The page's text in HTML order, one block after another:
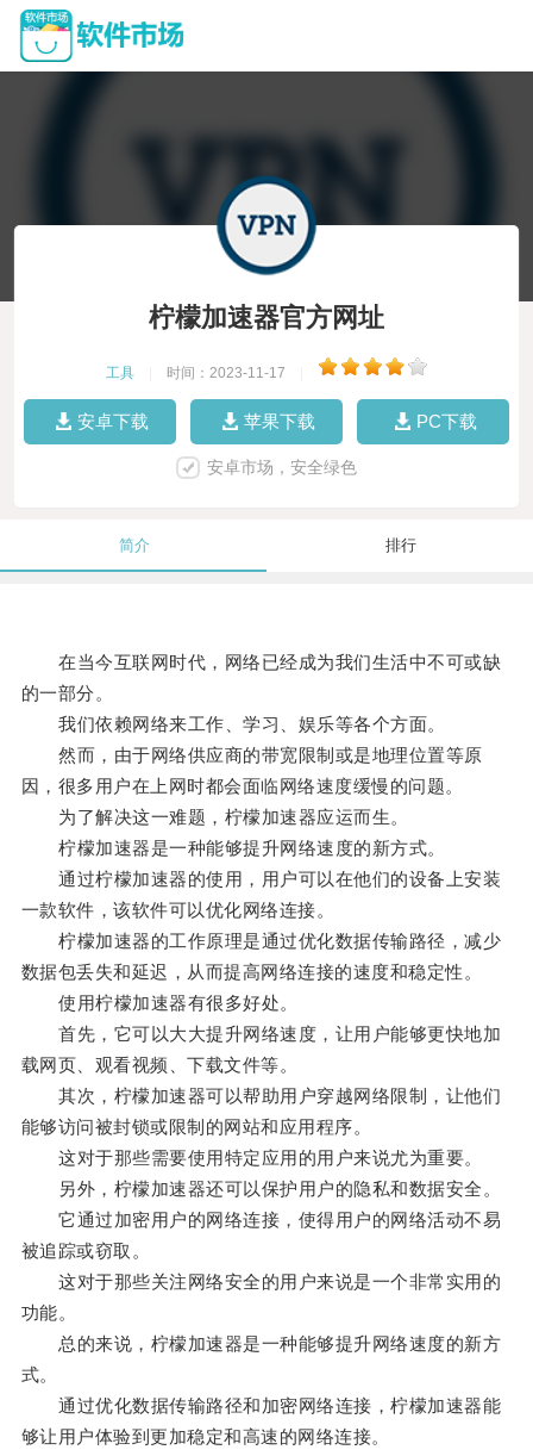
柠檬加速器官方网址
工具 时间：2023-11-17
安卓下载 苹果下载 PC下载
安卓市场，安全绿色
简介 排行
在当今互联网时代，网络已经成为我们生活中不可或缺
的一部分。
我们依赖网络来工作、学习、娱乐等各个方面。
然而，由于网络供应商的带宽限制或是地理位置等原
因，很多用户在上网时都会面临网络速度缓慢的问题。
为了解决这一难题，柠檬加速器应运而生。
柠檬加速器是一种能够提升网络速度的新方式。
通过柠檬加速器的使用，用户可以在他们的设备上安装
一款软件，该软件可以优化网络连接。
柠檬加速器的工作原理是通过优化数据传输路径，减少
数据包丢失和延迟，从而提高网络连接的速度和稳定性。
使用柠檬加速器有很多好处。
首先，它可以大大提升网络速度，让用户能够更快地加
载网页、观看视频、下载文件等。
其次，柠檬加速器可以帮助用户穿越网络限制，让他们
能够访问被封锁或限制的网站和应用程序。
这对于那些需要使用特定应用的用户来说尤为重要。
另外，柠檬加速器还可以保护用户的隐私和数据安全。
它通过加密用户的网络连接，使得用户的网络活动不易
被追踪或窃取。
这对于那些关注网络安全的用户来说是一个非常实用的
功能。
总的来说，柠檬加速器是一种能够提升网络速度的新方
式。
通过优化数据传输路径和加密网络连接，柠檬加速器能
够让用户体验到更加稳定和高速的网络连接。